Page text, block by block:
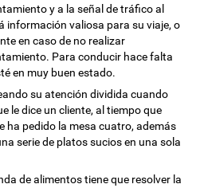
y a la señal de tráfico al
información valiosa para su viaje, o
en caso de no realizar
Para conducir hace falta
en muy buen estado.
su atención dividida cuando
le dice un cliente, al tiempo que
ha pedido la mesa cuatro, además
serie de platos sucios en una sola
de alimentos tiene que resolver la